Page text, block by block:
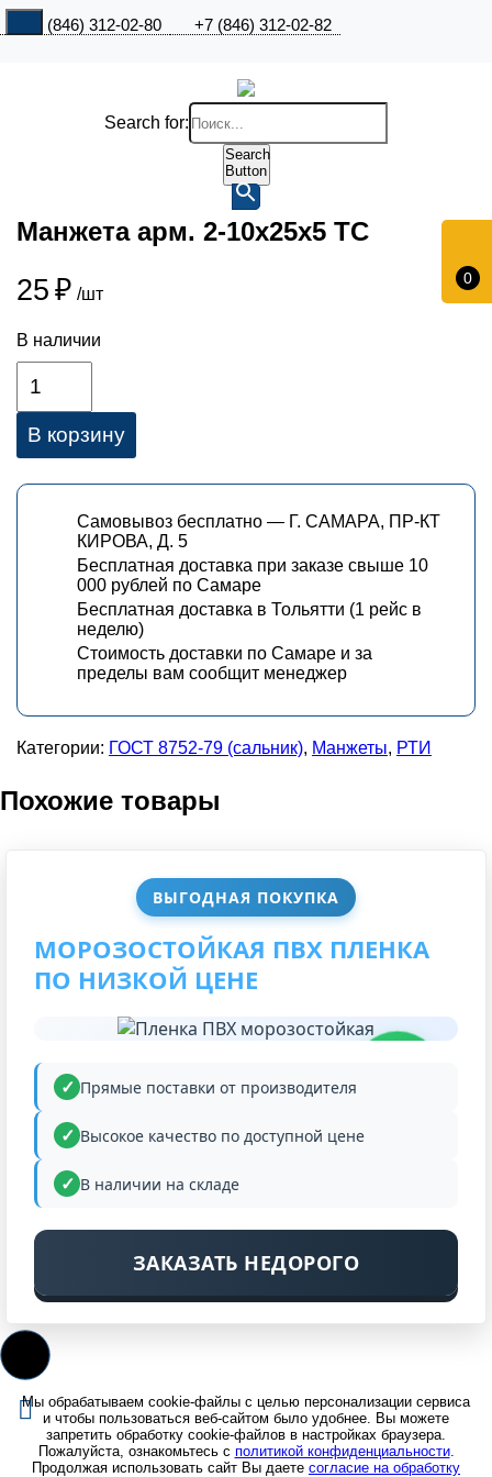
+7 (846) 312-02-80 +7 (846) 312-02-82
0
Search for:
Search
Button
ВЫГОДНАЯ ПОКУПКА
МОРОЗОСТОЙКАЯ ПВХ ПЛЕНКА
ПО НИЗКОЙ ЦЕНЕ
Прямые поставки от производителя
Высокое качество по доступной цене
В наличии на складе
ЗАКАЗАТЬ НЕДОРОГО
Манжета арм. 2-10х25х5 TC
25 ₽ /шт
В наличии
В корзину
Самовывоз бесплатно — Г. САМАРА, ПР-КТ
КИРОВА, Д. 5
Бесплатная доставка при заказе свыше 10
000 рублей по Самаре
Бесплатная доставка в Тольятти (1 рейс в
неделю)
Стоимость доставки по Самаре и за
пределы вам сообщит менеджер
Категории: ГОСТ 8752-79 (сальник), Манжеты, РТИ
Похожие товары
Мы обрабатываем cookie-файлы с целью персонализации сервиса
и чтобы пользоваться веб-сайтом было удобнее. Вы можете
запретить обработку cookie-файлов в настройках браузера.
Пожалуйста, ознакомьтесь с политикой конфиденциальности.
Продолжая использовать сайт Вы даете согласие на обработку